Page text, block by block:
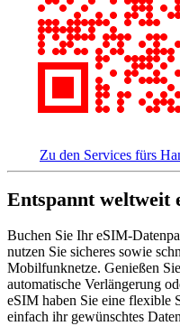
Zu den Services fürs
Entspannt weltweit
Buchen Sie Ihr eSIM-
nutzen Sie sicheres sowie
Mobilfunknetze. Genießen
automatische Verlängerung
eSIM haben Sie eine flexible
einfach ihr gewünschtes